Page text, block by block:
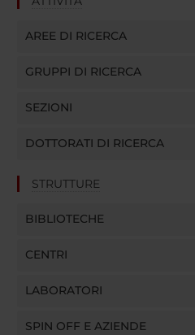
AREE DI RICERCA
GRUPPI DI RICERCA
SEZIONI
DOTTORATI DI RICERCA
STRUTTURE
BIBLIOTECHE
CENTRI
LABORATORI
SPIN OFF E AZIENDE